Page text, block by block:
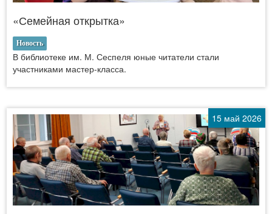
«Семейная открытка»
Новость
В библиотеке им. М. Сеспеля юные читатели стали
участниками мастер-класса.
15 май 2026